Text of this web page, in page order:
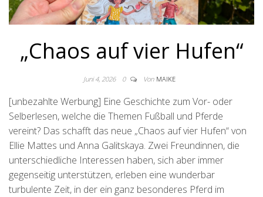
„Chaos auf vier Hufen“
Juni 4, 2026 0 Von MAIKE
[unbezahlte Werbung] Eine Geschichte zum Vor- oder
Selberlesen, welche die Themen Fußball und Pferde
vereint? Das schafft das neue „Chaos auf vier Hufen“ von
Ellie Mattes und Anna Galitskaya. Zwei Freundinnen, die
unterschiedliche Interessen haben, sich aber immer
gegenseitig unterstützen, erleben eine wunderbar
turbulente Zeit, in der ein ganz besonderes Pferd im